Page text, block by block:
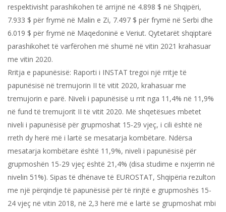
respektivisht parashikohen të arrijnë në 4.898 $ në Shqipëri,
7.933 $ për frymë në Malin e Zi, 7.497 $ për frymë në Serbi dhe
6.019 $ për frymë në Maqedoninë e Veriut. Qytetarët shqiptarë
parashikohet të varfërohen më shumë në vitin 2021 krahasuar
me vitin 2020.
Rritja e papunësisë: Raporti i INSTAT tregoi një rritje të
papunësisë në tremujorin II të vitit 2020, krahasuar me
tremujorin e parë. Niveli i papunësisë u rrit nga 11,4% në 11,9%
në fund të tremujorit II të vitit 2020. Më shqetësues mbetet
niveli i papunësisë për grupmoshat 15-29 vjeç, i cili është në
rreth dy herë më i lartë se mesatarja kombëtare. Ndërsa
mesatarja kombëtare është 11,9%, niveli i papunësisë për
grupmoshën 15-29 vjeç është 21,4% (disa studime e nxjerrin në
nivelin 51%). Sipas të dhënave të EUROSTAT, Shqipëria rezulton
me një përqindje të papunësisë për të rinjtë e grupmoshës 15-
24 vjeç në vitin 2018, në 2,3 herë më e lartë se grupmoshat mbi